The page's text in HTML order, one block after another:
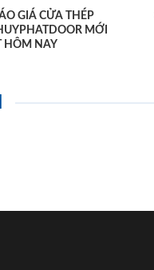
GIÁ CỬA THÉP
MỚI
HÔM NAY